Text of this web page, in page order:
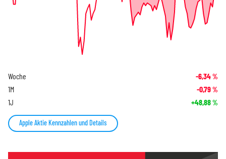
Woche -6,34%
1M -0,79%
1J +48,88%
Apple Aktie Kennzahlen und Details